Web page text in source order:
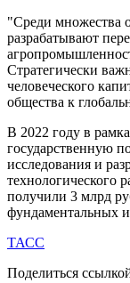
"Среди множества
разрабатывают
Стратегически
человеческого
общества к
В 2022 году в
государственную
исследования и
технологического
получили 3 млрд
фундаментальных
ТАСС
Поделиться